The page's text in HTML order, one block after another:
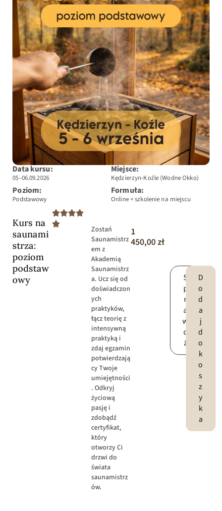
Kurs na
saunami
strza:
poziom
podstaw
owy
Zostań
Saunamistrz
em z
Akademią
Saunamistrz
a. Ucz się od
doświadczon
ych
praktyków,
łącz teorię z
intensywną
praktyką i
zdaj egzamin
potwierdzają
cy Twoje
umiejętności
. Odkryj
życiową
pasję i
zdobądź
certyfikat,
który
otworzy Ci
drzwi do
świata
saunamistrz
ów.
1
450,00zł
S
p
r
a
w
d
ź
D
o
d
a
j
d
o
k
o
s
z
y
k
a
Data kursu:
05–06.09.2026
Miejsce:
Kędzierzyn-Koźle (Wodne Okko)
Poziom:
Podstawowy
Formuła:
Online + szkolenie na miejscu